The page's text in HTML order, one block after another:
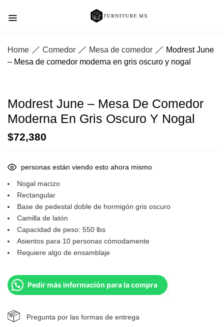
Home Comedor Mesa de comedor
Modrest June
– Mesa de comedor moderna en gris oscuro y nogal
Modrest June – Mesa De Comedor
Moderna En Gris Oscuro Y Nogal
$72,380
personas están viendo esto ahora mismo
Nogal macizo
Rectangular
Base de pedestal doble de hormigón gris oscuro
Camilla de latón
Capacidad de peso: 550 lbs
Asientos para 10 personas cómodamente
Requiere algo de ensamblaje
Pedir más información para la compra
Pregunta por las formas de entrega